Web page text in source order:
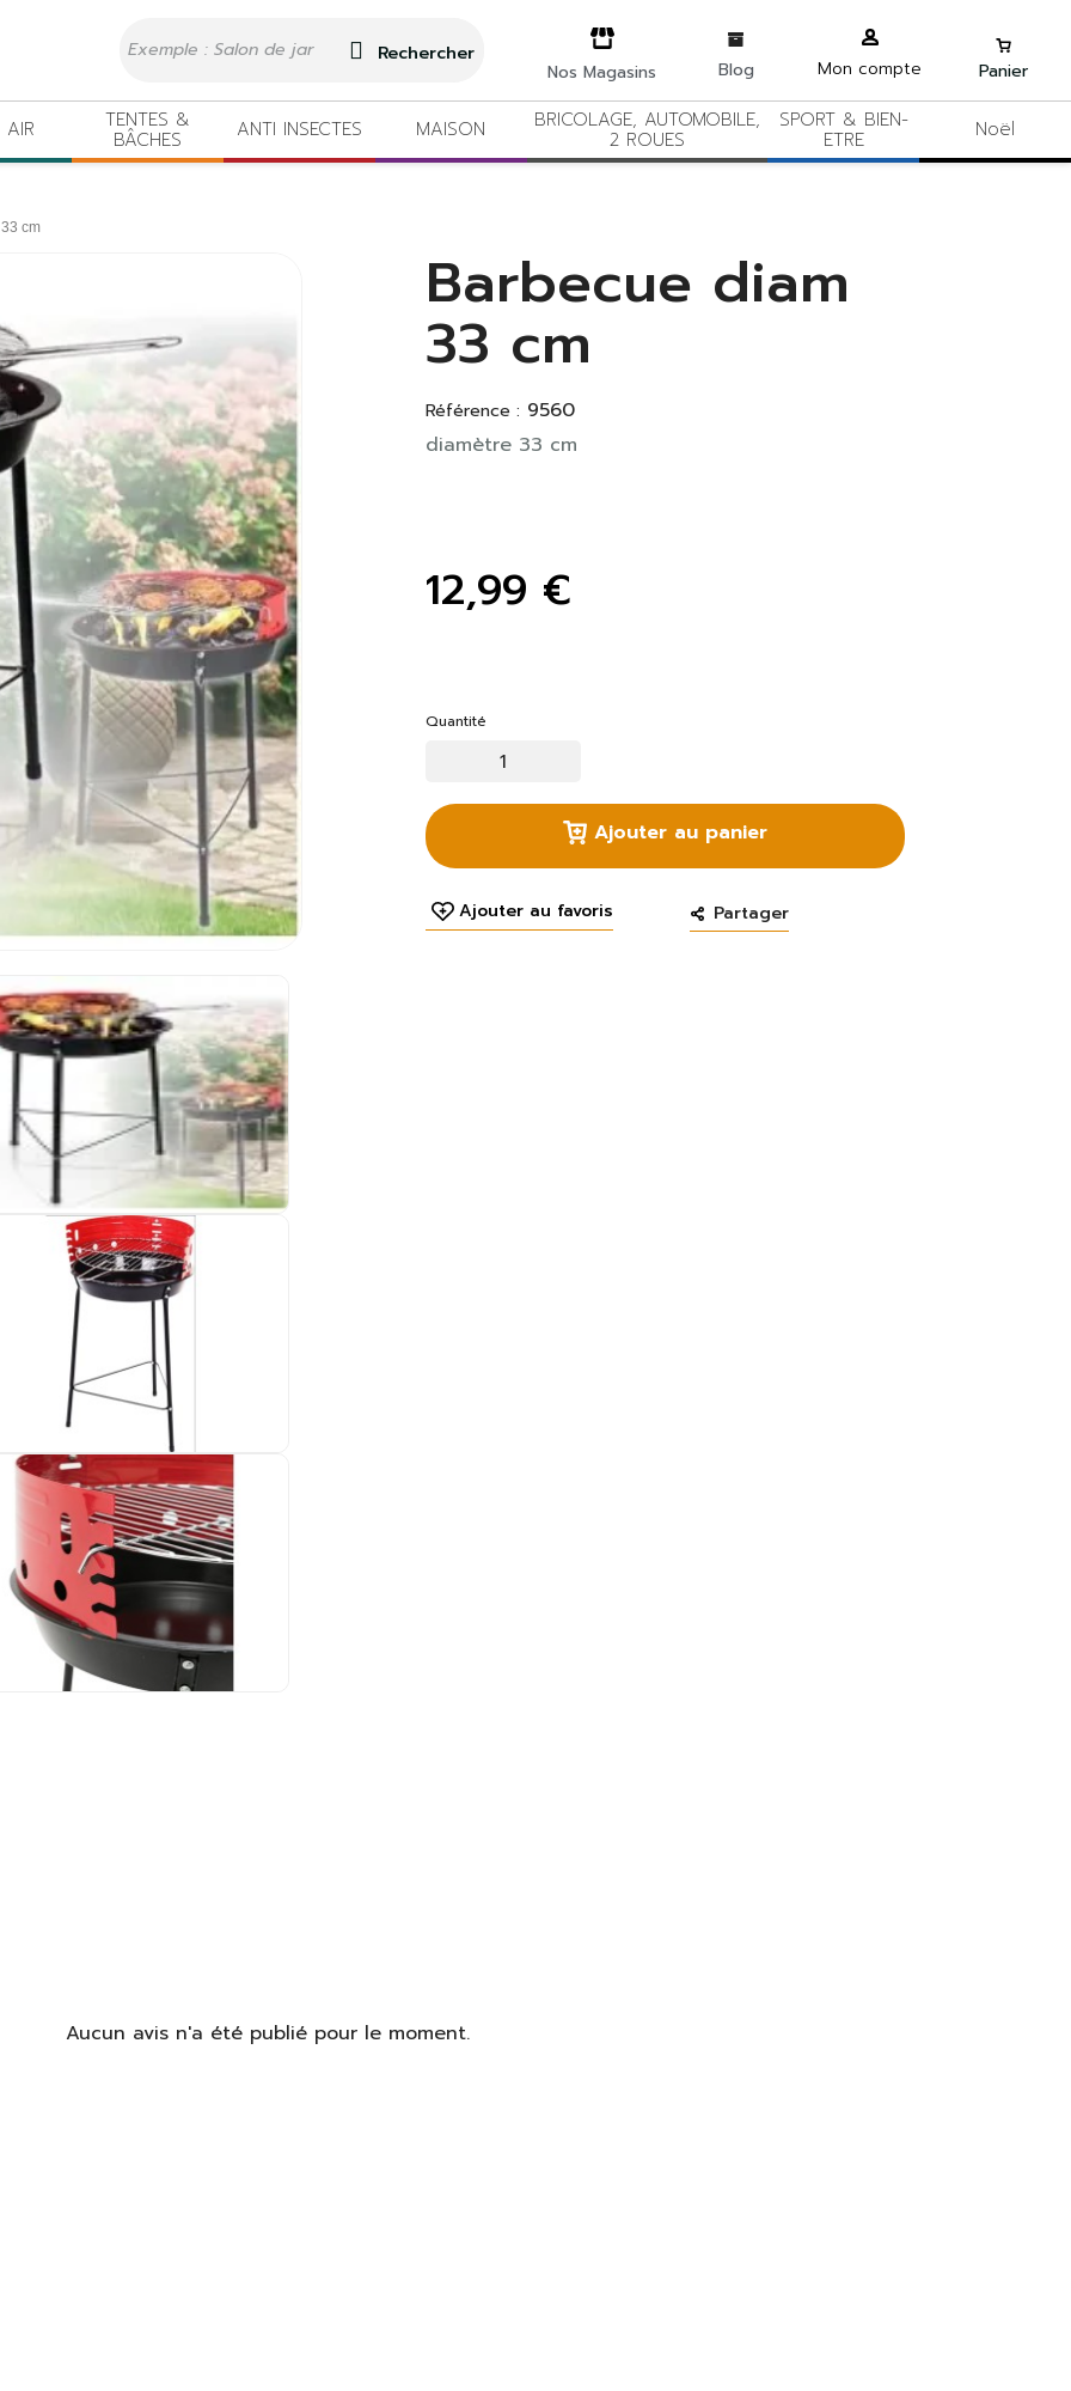
Rechercher
Nos Magasins Blog Mon compte Panier
AIR TENTES &
BÂCHES ANTI INSECTES MAISON BRICOLAGE, AUTOMOBILE,
2 ROUES
SPORT & BIEN-
ETRE Noël
cm
Barbecue diam
33 cm
Référence : 9560
diamètre 33 cm
12,99 €
Quantité
Ajouter au panier
Ajouter au favoris Partager
Aucun avis n'a été publié pour le moment.